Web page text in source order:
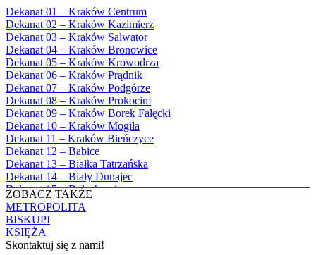
1985
1986
1987
1988
1989
1990
1991
1992
1993
1994
1995
1996
1997
1998
1999
2000
2001
2002
2003
2004
Będkowice, Parafia Najświętszej Maryi
Panny Królowej
Białka Górna, Parafia Matki Bożej
Królowej Rodzin
Białka Tatrzańska, Parafia Świętych
Apostołów Szymona i Judy Tadeusza
Biały Dunajec, Parafia Matki Bożej
Królowej Aniołów
Biały Kościół, Parafia św. Mikołaja
Bibice, Parafia Matki Bożej Nieustającej
Pomocy
Bieńkówka, Parafia Przenajświętszej Trójcy
Biertowice, Parafia Matki Bożej
Różańcowej
Biórków Wielki, Parafia Wniebowzięcia
NMP
Biskupice, Parafia św. Marcina
Bobrek, Parafia Przenajświętszej Trójcy
Bodzanów, Parafia Świętych Apostołów
Dekanat 01 – Kraków Centrum
Dekanat 02 – Kraków Kazimierz
Dekanat 03 – Kraków Salwator
Dekanat 04 – Kraków Bronowice
Dekanat 05 – Kraków Krowodrza
Dekanat 06 – Kraków Prądnik
Dekanat 07 – Kraków Podgórze
Dekanat 08 – Kraków Prokocim
Dekanat 09 – Kraków Borek Fałęcki
Dekanat 10 – Kraków Mogiła
Dekanat 11 – Kraków Bieńczyce
Dekanat 12 – Babice
Dekanat 13 – Białka Tatrzańska
Dekanat 14 – Biały Dunajec
Dekanat 15 – Bolechowice
Dekanat 16 – Chrzanów
Dekanat 17 – Czarny Dunajec
Dekanat 18 – Czernichów
Dekanat 19 – Dobczyce
ZOBACZ TAKŻE
METROPOLITA
BISKUPI
KSIĘŻA
Skontaktuj się z nami!